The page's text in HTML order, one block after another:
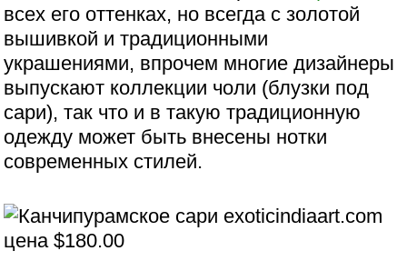
всех его оттенках, но всегда с золотой
вышивкой и традиционными
украшениями, впрочем многие дизайнеры
выпускают коллекции чоли (блузки под
сари), так что и в такую традиционную
одежду может быть внесены нотки
современных стилей.